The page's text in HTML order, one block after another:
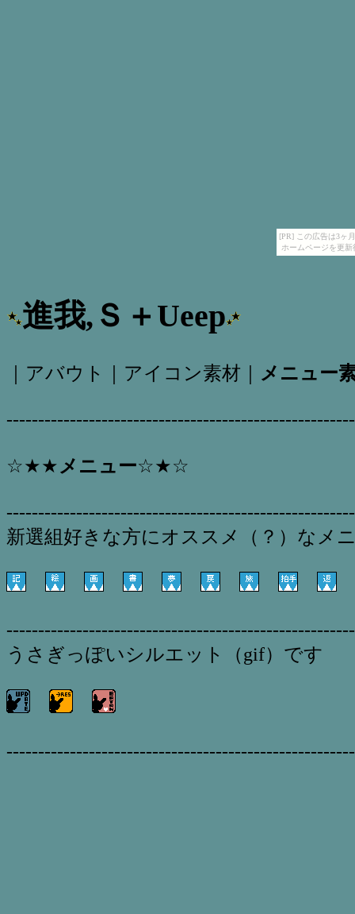
[PR] この広告は3ヶ
ホームページを更
進我,Ｓ＋Ueep
アバウト アイコン素材 メニュー
☆★★メニュー☆★☆
新選組好きな方にオススメ（？）なメ
うさぎっぽいシルエット（gif）です